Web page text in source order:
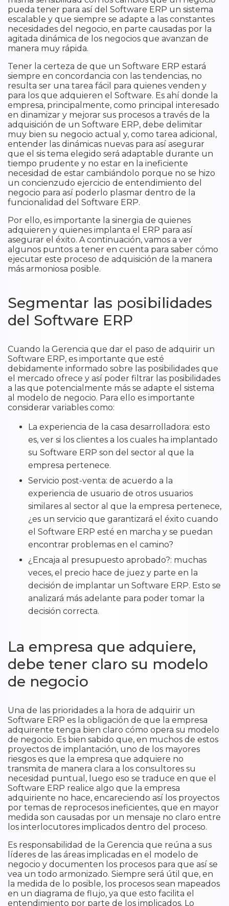
pueda tener para así del Software ERP un sistema
escalable y que siempre se adapte a las constantes
necesidades del negocio, en parte causadas por la
agitada dinámica de los negocios que avanzan de
manera muy rápida.
Tener la certeza de que un Software ERP estará
siempre en concordancia con las tendencias, no
resulta ser una tarea fácil para quienes venden y
para los que adquieren el Software. Es ahí donde la
empresa, principalmente, como principal interesado
en dinamizar y mejorar sus procesos a través de la
adquisición de un Software ERP, debe delimitar
muy bien su negocio actual y, como tarea adicional,
entender las dinámicas nuevas para así asegurar
que el sis tema elegido será adaptable durante un
tiempo prudente y no estar en la ineficiente
necesidad de estar cambiándolo porque no se hizo
un concienzudo ejercicio de entendimiento del
negocio para así poderlo plasmar dentro de la
funcionalidad del Software ERP.
Por ello, es importante la sinergia de quienes
adquieren y quienes implanta el ERP para así
asegurar el éxito. A continuación, vamos a ver
algunos puntos a tener en cuenta para saber cómo
ejecutar este proceso de adquisición de la manera
más armoniosa posible.
Segmentar las posibilidades
del Software ERP
Cuando la Gerencia que dar el paso de adquirir un
Software ERP, es importante que esté
debidamente informado sobre las posibilidades que
el mercado ofrece y así poder filtrar las posibilidades
a las que potencialmente más se adapte el sistema
al modelo de negocio. Para ello es importante
considerar variables como:
La experiencia de la casa desarrolladora: esto
es, ver si los clientes a los cuales ha implantado
su Software ERP son del sector al que la
empresa pertenece.
Servicio post-venta: de acuerdo a la
experiencia de usuario de otros usuarios
similares al sector al que la empresa pertenece,
¿es un servicio que garantizará el éxito cuando
el Software ERP esté en marcha y se puedan
encontrar problemas en el camino?
¿Encaja al presupuesto aprobado?: muchas
veces, el precio hace de juez y parte en la
decisión de implantar un Software ERP. Esto se
analizará más adelante para poder tomar la
decisión correcta.
La empresa que adquiere,
debe tener claro su modelo
de negocio
Una de las prioridades a la hora de adquirir un
Software ERP es la obligación de que la empresa
adquirente tenga bien claro cómo opera su modelo
de negocio. Es bien sabido que, en muchos de estos
proyectos de implantación, uno de los mayores
riesgos es que la empresa que adquiere no
transmita de manera clara a los consultores su
necesidad puntual, luego eso se traduce en que el
Software ERP realice algo que la empresa
adquiriente no hace, encareciendo así los proyectos
por temas de reprocesos ineficientes, que en mayor
medida son causadas por un mensaje no claro entre
los interlocutores implicados dentro del proceso.
Es responsabilidad de la Gerencia que reúna a sus
líderes de las áreas implicadas en el modelo de
negocio y documenten los procesos para que así se
vea un todo armonizado. Siempre será útil que, en
la medida de lo posible, los procesos sean mapeados
en un diagrama de flujo, ya que esto facilita el
entendimiento por parte de los implicados. Lo